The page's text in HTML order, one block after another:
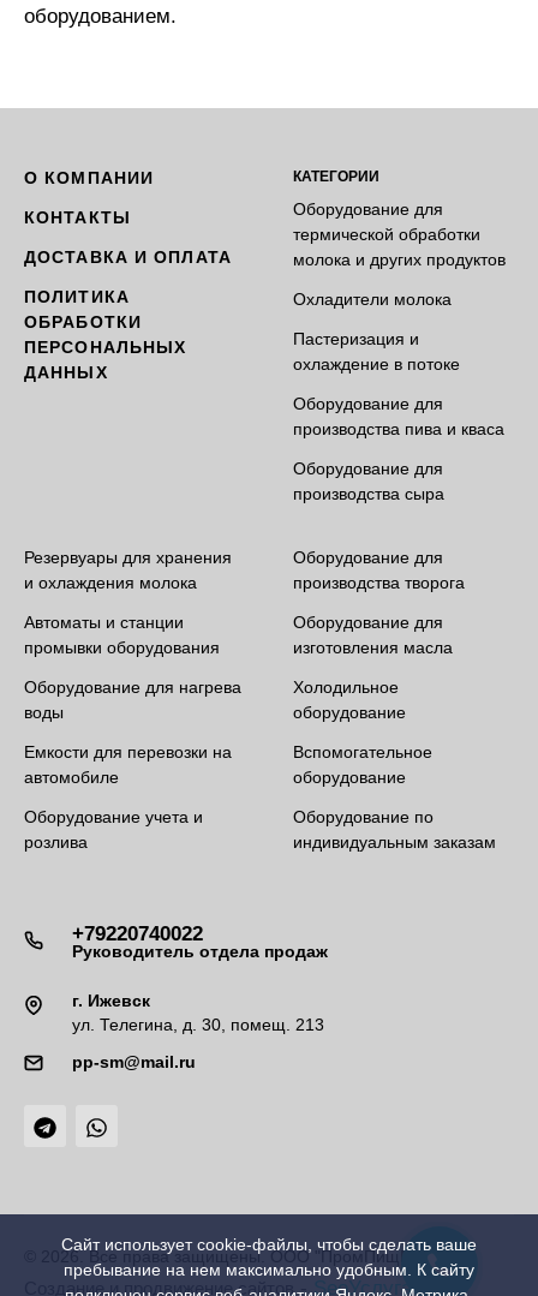
оборудованием.
О КОМПАНИИ
КОНТАКТЫ
ДОСТАВКА И ОПЛАТА
ПОЛИТИКА
ОБРАБОТКИ
ПЕРСОНАЛЬНЫХ
ДАННЫХ
КАТЕГОРИИ
Оборудование для
термической обработки
молока и других продуктов
Охладители молока
Пастеризация и
охлаждение в потоке
Оборудование для
производства пива и кваса
Оборудование для
производства сыра
Резервуары для хранения
и охлаждения молока
Автоматы и станции
промывки оборудования
Оборудование для нагрева
воды
Емкости для перевозки на
автомобиле
Оборудование учета и
розлива
Оборудование для
производства творога
Оборудование для
изготовления масла
Холодильное
оборудование
Вспомогательное
оборудование
Оборудование по
индивидуальным заказам
+79220740022
Руководитель отдела продаж
г. Ижевск
ул. Телегина, д. 30, помещ. 213
pp-sm@mail.ru
© 2026. Все права защищены. ООО "ПромПищМаш"
Создание и продвижение сайтов-SeoУслуга
Сайт использует cookie-файлы, чтобы сделать ваше
пребывание на нем максимально удобным. К cайту